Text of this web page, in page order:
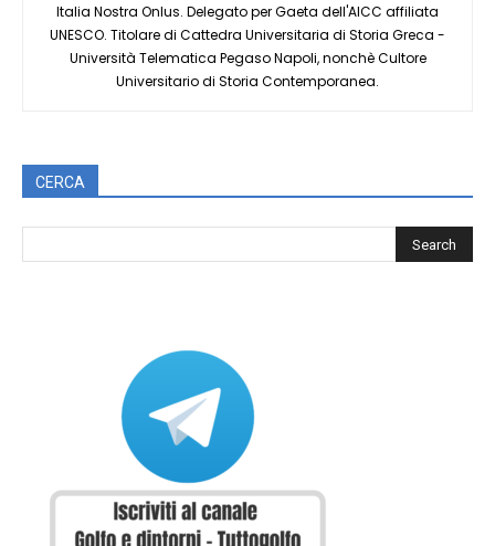
Italia Nostra Onlus. Delegato per Gaeta dell'AICC affiliata
UNESCO. Titolare di Cattedra Universitaria di Storia Greca -
Università Telematica Pegaso Napoli, nonchè Cultore
Universitario di Storia Contemporanea.
CERCA